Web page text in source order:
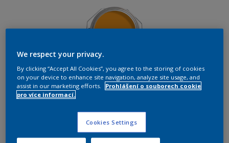
Najít výrobek v tomto odstínu
We respect your privacy.
By clicking “Accept All Cookies”, you agree to the storing of cookies
on your device to enhance site navigation, analyze site usage, and
assist in our marketing efforts.
Prohlášení o souborech cookie
pro více informací.
Cookies Settings